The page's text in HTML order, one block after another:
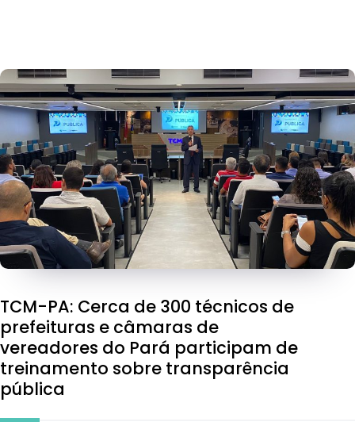
TCM-PA: Cerca de 300 técnicos de
prefeituras e câmaras de
vereadores do Pará participam de
treinamento sobre transparência
pública